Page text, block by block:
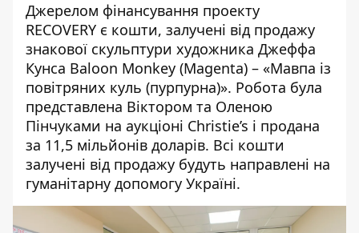
Джерелом фінансування проекту
RECOVERY є кошти, залучені від продажу
знакової скульптури художника Джеффа
Кунса Baloon Monkey (Magenta) – «Мавпа із
повітряних куль (пурпурна)». Робота була
представлена Віктором та Оленою
Пінчуками на аукціоні Christie’s і продана
за 11,5 мільйонів доларів. Всі кошти
залучені від продажу будуть направлені на
гуманітарну допомогу Україні.